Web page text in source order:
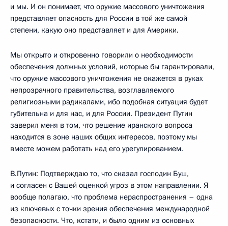
и мы. И он понимает, что оружие массового уничтожения
представляет опасность для России в той же самой
степени, какую оно представляет и для Америки.
Мы открыто и откровенно говорили о необходимости
обеспечения должных условий, которые бы гарантировали,
что оружие массового уничтожения не окажется в руках
непрозрачного правительства, возглавляемого
религиозными радикалами, ибо подобная ситуация будет
губительна и для нас, и для России. Президент Путин
заверил меня в том, что решение иранского вопроса
находится в зоне наших общих интересов, поэтому мы
вместе можем работать над его урегулированием.
В.Путин: Подтверждаю то, что сказал господин Буш,
и согласен с Вашей оценкой угроз в этом направлении. Я
вообще полагаю, что проблема нераспространения – одна
из ключевых с точки зрения обеспечения международной
безопасности. Что, кстати, и было одним из основных